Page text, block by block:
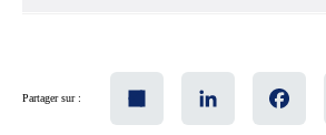
Partager sur :